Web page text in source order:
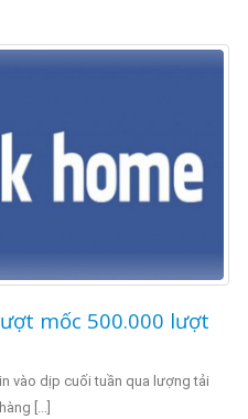
mốc 500.000 lượt
vào dịp cuối tuần qua lượng tải
[...]